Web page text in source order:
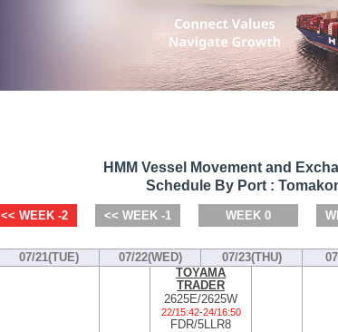
HMM Vessel Movement and
Schedule By Port :
<< WEEK -2 << WEEK -1 WEEK 0
07/21(TUE) 07/22(WED) 07/23(THU)
TOYAMA
TRADER
2625E/2625W
22/15:42-24/16:50
FDR/5LLR8